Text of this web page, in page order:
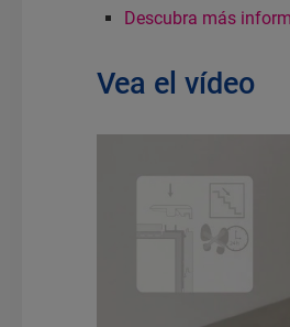
Descubra más
Vea el vídeo